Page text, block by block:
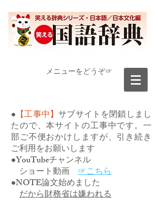
​メニューをどうぞ☞
● 【工事中】サブサイトを閉鎖しまし
たので、本サイトの工事中です。一
部ご不便おかけしますが、引き続き
ご利用をお願いします
●YouTubeチャンネル
ショート動画 ☞こちら
●NOTE論文始めました
だから財務省は嫌われる